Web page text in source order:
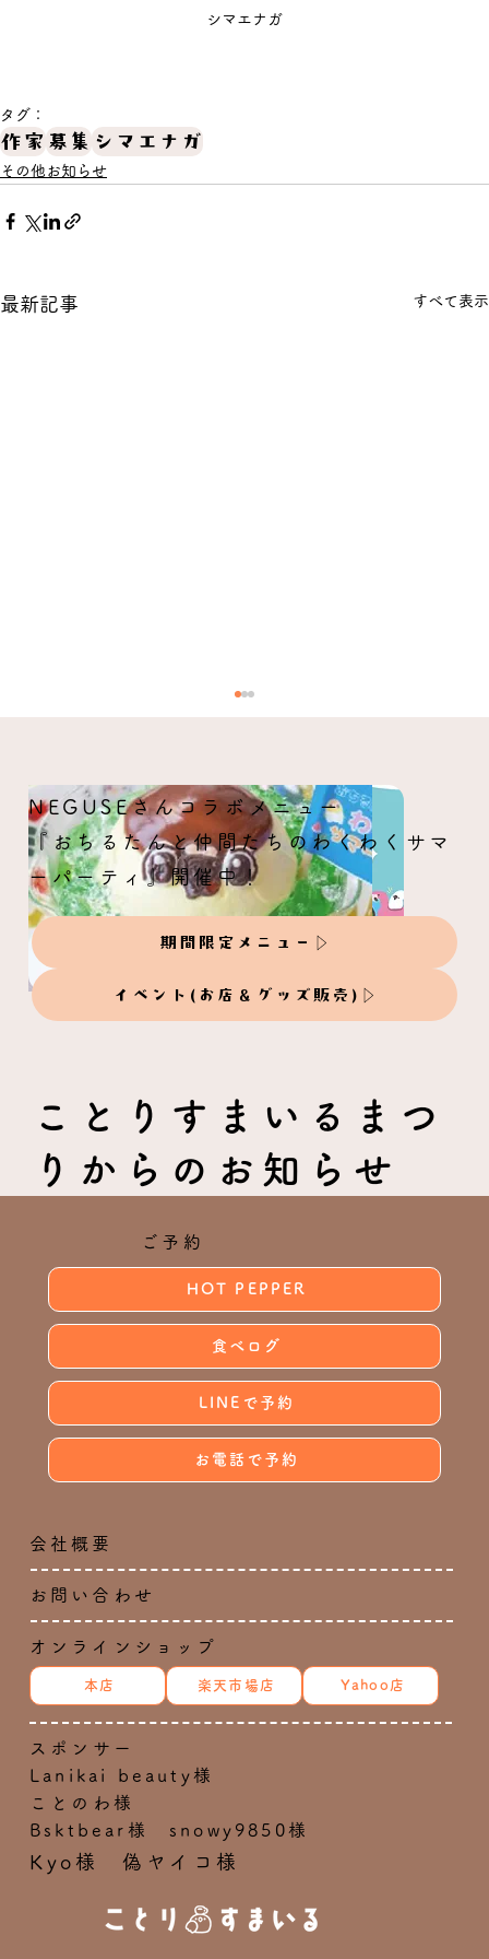
シマエナガ
タグ：
作家 募集 シマエナガ
その他お知らせ
最新記事 すべて表示
原画オーダー受付：mikotoさん
NEGUSEさんコラボメニュー
『おちるたんと仲間たちのわくわくサマ
ーパーティ』開催中！
期間限定メニュー
イベント(お店＆グッズ販売)
ことりすまいるまつ
りからのお知らせ
ご予約
HOT PEPPER
食べログ
LINEで予約
お電話で予約
会社概要
お問い合わせ
オンラインショップ
本店 楽天市場店 Yahoo店
スポンサー
Lanikai beauty様
ことのわ様
Bsktbear様 snowy9850様
Kyo様 偽ヤイコ様